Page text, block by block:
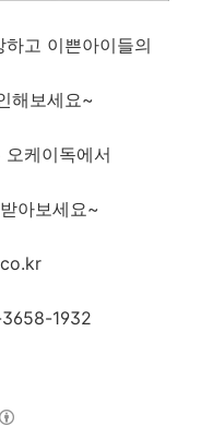
고 이쁜아이들의
해보세요~
케이독에서
아보세요~
1932